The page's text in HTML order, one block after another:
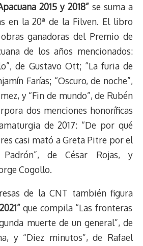
2015 y 2018” se suma a
en la 20ª de la Filven. El libro
ganadoras del Premio de
de los años mencionados:
de Gustavo Ott; “La furia de
Farías; “Oscuro, de noche”,
y “Fin de mundo”, de Rubén
dos menciones honoríficas
de 2017: “De por qué
casi mató a Greta Pitre por el
de César Rojas, y
Cogollo.
de la CNT también figura
que compila “Las fronteras
muerte de un general”, de
y “Diez minutos”, de Rafael